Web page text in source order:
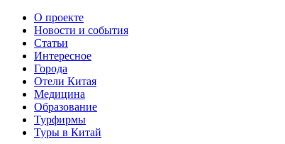
О проекте
Новости и события
Статьи
Интересное
Города
Отели Китая
Медицина
Образование
Турфирмы
Туры в Китай